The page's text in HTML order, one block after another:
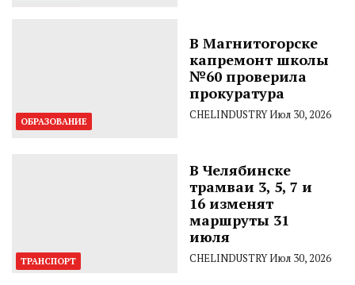
ОБРАЗОВАНИЕ
В Магнитогорске
капремонт школы
№60 проверила
прокуратура
CHELINDUSTRYИюл 30, 2026
ТРАНСПОРТ
В Челябинске
трамваи 3, 5, 7 и
16 изменят
маршруты 31
июля
CHELINDUSTRYИюл 30, 2026